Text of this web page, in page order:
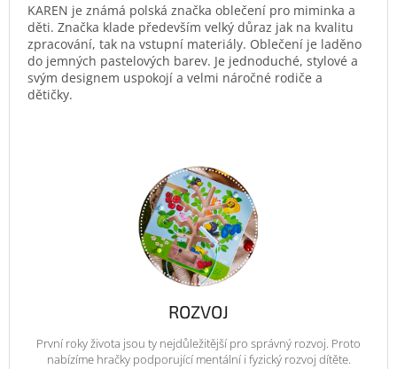
KAREN je známá polská značka oblečení pro miminka a
děti. Značka klade především velký důraz jak na kvalitu
zpracování, tak na vstupní materiály. Oblečení je laděno
do jemných pastelových barev. Je jednoduché, stylové a
svým designem uspokojí a velmi náročné rodiče a
dětičky.
ROZVOJ
První roky života jsou ty nejdůležitější pro správný rozvoj. Proto
nabízíme hračky podporující mentální i fyzický rozvoj dítěte.